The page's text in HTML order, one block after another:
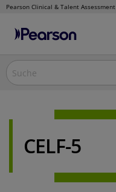
Pearson Clinical & Talent Assessment
Direkt
Inhalt
CELF-5